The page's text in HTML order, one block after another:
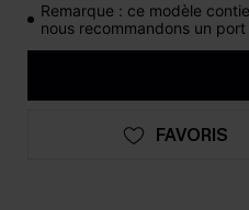
Remarque : ce modèle
nous recommandons un
FAVORIS